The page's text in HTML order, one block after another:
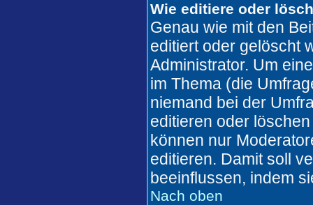
Wie editiere oder
Genau wie mit den
editiert oder gelöscht
Administrator. Um
im Thema (die
niemand bei der
editieren oder
können nur
editieren. Damit soll
beeinflussen, indem
Nach oben